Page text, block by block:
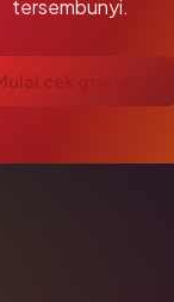
tersembunyi.
cek gratis →